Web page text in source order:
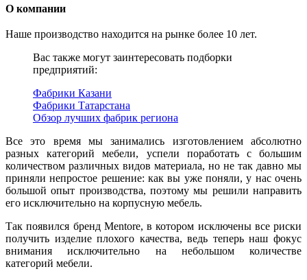
О компании
Наше производство находится на рынке более 10 лет.
Вас также могут заинтересовать подборки
предприятий:
Фабрики Казани
Фабрики Татарстана
Обзор лучших фабрик региона
Все это время мы занимались изготовлением абсолютно
разных категорий мебели, успели поработать с большим
количеством различных видов материала, но не так давно мы
приняли непростое решение: как вы уже поняли, у нас очень
большой опыт производства, поэтому мы решили направить
его исключительно на корпусную мебель.
Так появился бренд Mentore, в котором исключены все риски
получить изделие плохого качества, ведь теперь наш фокус
внимания исключительно на небольшом количестве
категорий мебели.